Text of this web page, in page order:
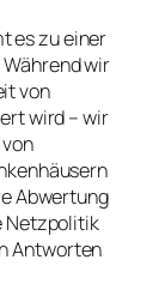
es zu einer
wir
von
wird – wir
Abwertung
Netzpolitik
Antworten